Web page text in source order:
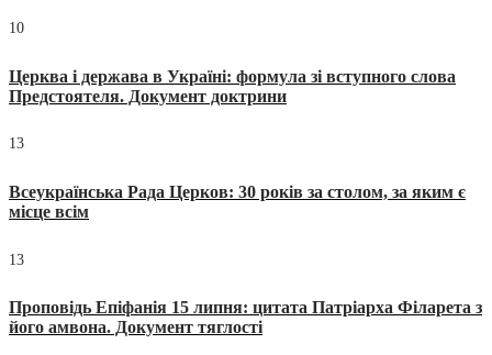
10
Церква і держава в Україні: формула зі вступного слова
Предстоятеля. Документ доктрини
13
Всеукраїнська Рада Церков: 30 років за столом, за яким є
місце всім
13
Проповідь Епіфанія 15 липня: цитата Патріарха Філарета з
його амвона. Документ тяглості